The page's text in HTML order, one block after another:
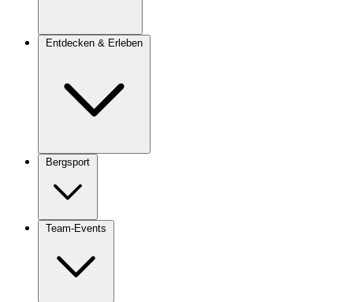
Entdecken & Erleben
Bergsport
Team-Events